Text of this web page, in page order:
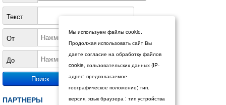
Текст
От
До
ПАРТНЕРЫ
Мы используем файлы cookie.
Продолжая использовать сайт Вы
даете согласие на обработку файлов
cookie, пользовательских данных (IP-
адрес; предполагаемое
географическое положение; тип.
версия, язык браузера : тип устройства